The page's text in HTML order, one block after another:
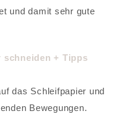
und damit sehr gute
das Schleifpapier und
Bewegungen.